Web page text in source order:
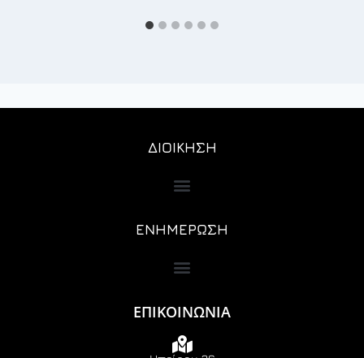
ΔΙΟΙΚΗΣΗ
ΕΝΗΜΕΡΩΣΗ
ΕΠΙΚΟΙΝΩΝΙΑ